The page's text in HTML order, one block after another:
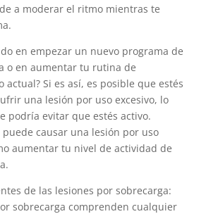
a moderar el ritmo mientras te
en empezar un nuevo programa de
o en aumentar tu rutina de
actual? Si es así, es posible que estés
una lesión por uso excesivo, lo
podría evitar que estés activo.
puede causar una lesión por uso
aumentar tu nivel de actividad de
de las lesiones por sobrecarga:
sobrecarga comprenden cualquier